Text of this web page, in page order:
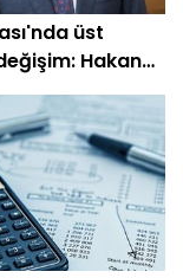
üst
Hakan